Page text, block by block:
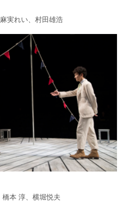
麻実れい、村田雄浩
橋本 淳、横堀悦夫